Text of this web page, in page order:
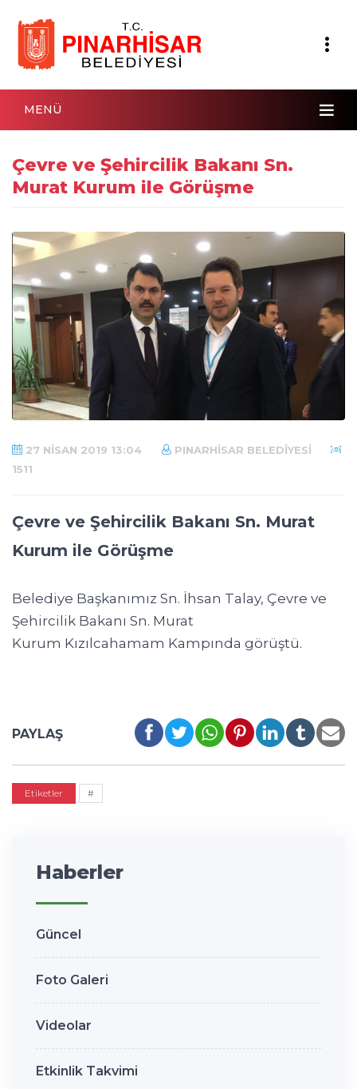
MENÜ
Çevre ve Şehircilik Bakanı Sn.
Murat Kurum ile Görüşme
27 NISAN 2019 13:04
PINARHISAR BELEDIYESI
1511
Çevre ve Şehircilik Bakanı Sn. Murat
Kurum ile Görüşme
Belediye Başkanımız Sn. İhsan Talay, Çevre ve
Şehircilik Bakanı Sn. Murat
Kurum Kızılcahamam Kampında görüştü.
PAYLAŞ
Etiketler #
Haberler
Güncel
Foto Galeri
Videolar
Etkinlik Takvimi